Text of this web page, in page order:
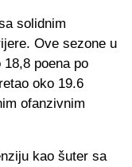
solidnim
Ove sezone u
poena po
oko 19.6
ofanzivnim
kao šuter sa